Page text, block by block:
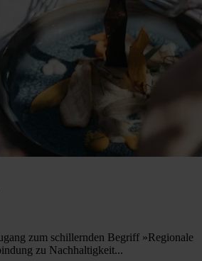
zum schillernden Begriff »Regionale
zu Nachhaltigkeit...